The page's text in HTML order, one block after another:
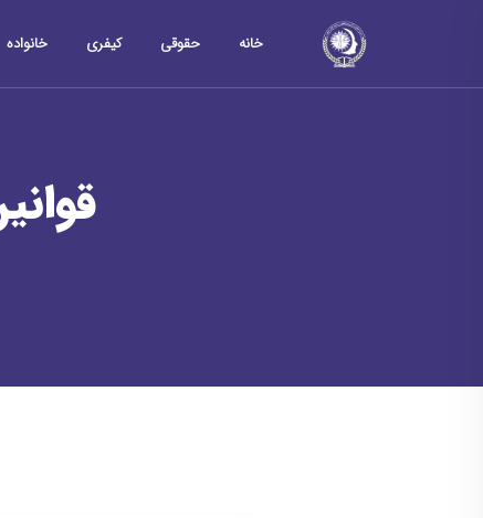
خانه حقوقی کیفری خانواده